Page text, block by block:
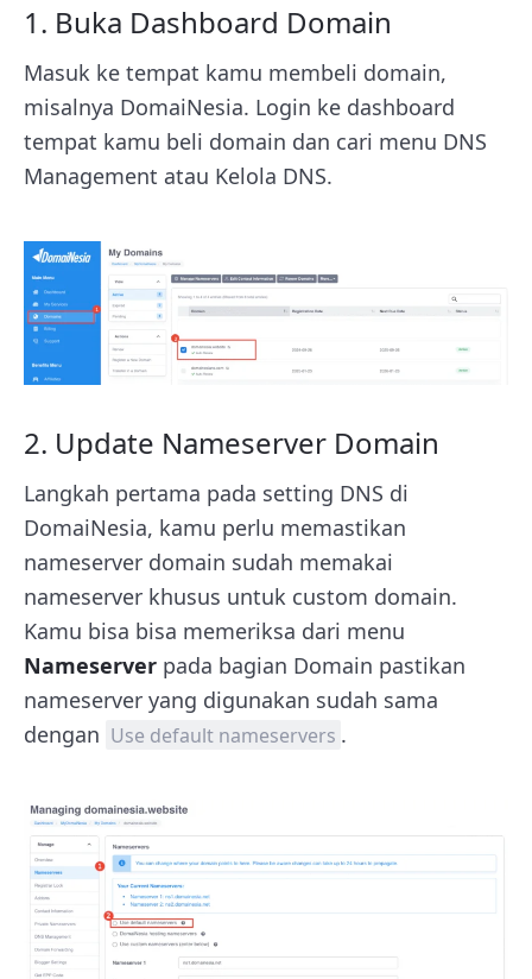
1. Buka Dashboard Domain
Masuk ke tempat kamu membeli domain,
misalnya DomaiNesia. Login ke dashboard
tempat kamu beli domain dan cari menu DNS
Management atau Kelola DNS.
2. Update Nameserver Domain
Langkah pertama pada setting DNS di
DomaiNesia, kamu perlu memastikan
nameserver domain sudah memakai
nameserver khusus untuk custom domain.
Kamu bisa bisa memeriksa dari menu
Nameserver pada bagian Domain pastikan
nameserver yang digunakan sudah sama
dengan Use default nameservers .